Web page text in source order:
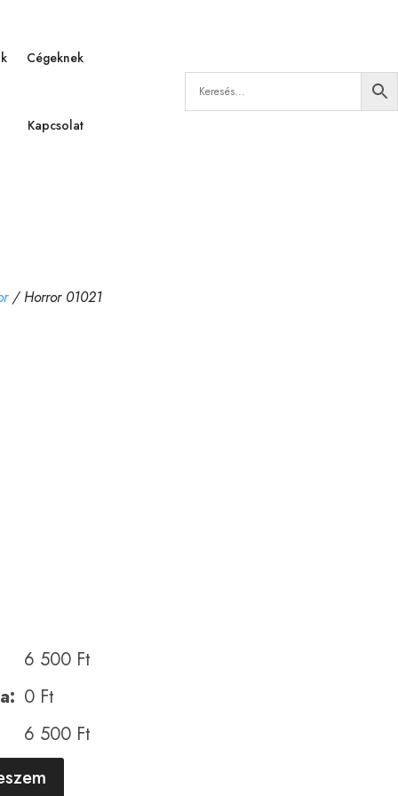
Cégeknek
Kapcsolat
/ Horror 01021
6 500 Ft
0 Ft
6 500 Ft
A